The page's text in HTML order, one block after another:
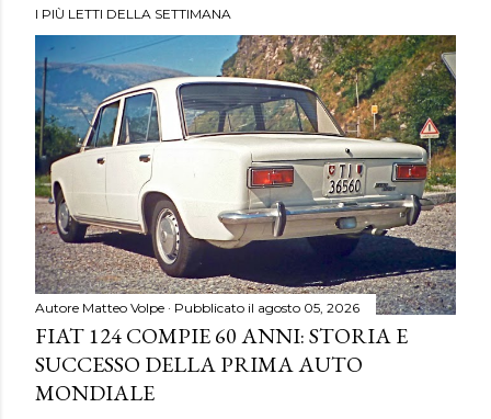
I PIÙ LETTI DELLA SETTIMANA
Autore Matteo Volpe Pubblicato il agosto 05, 2026
FIAT 124 COMPIE 60 ANNI: STORIA E
SUCCESSO DELLA PRIMA AUTO
MONDIALE